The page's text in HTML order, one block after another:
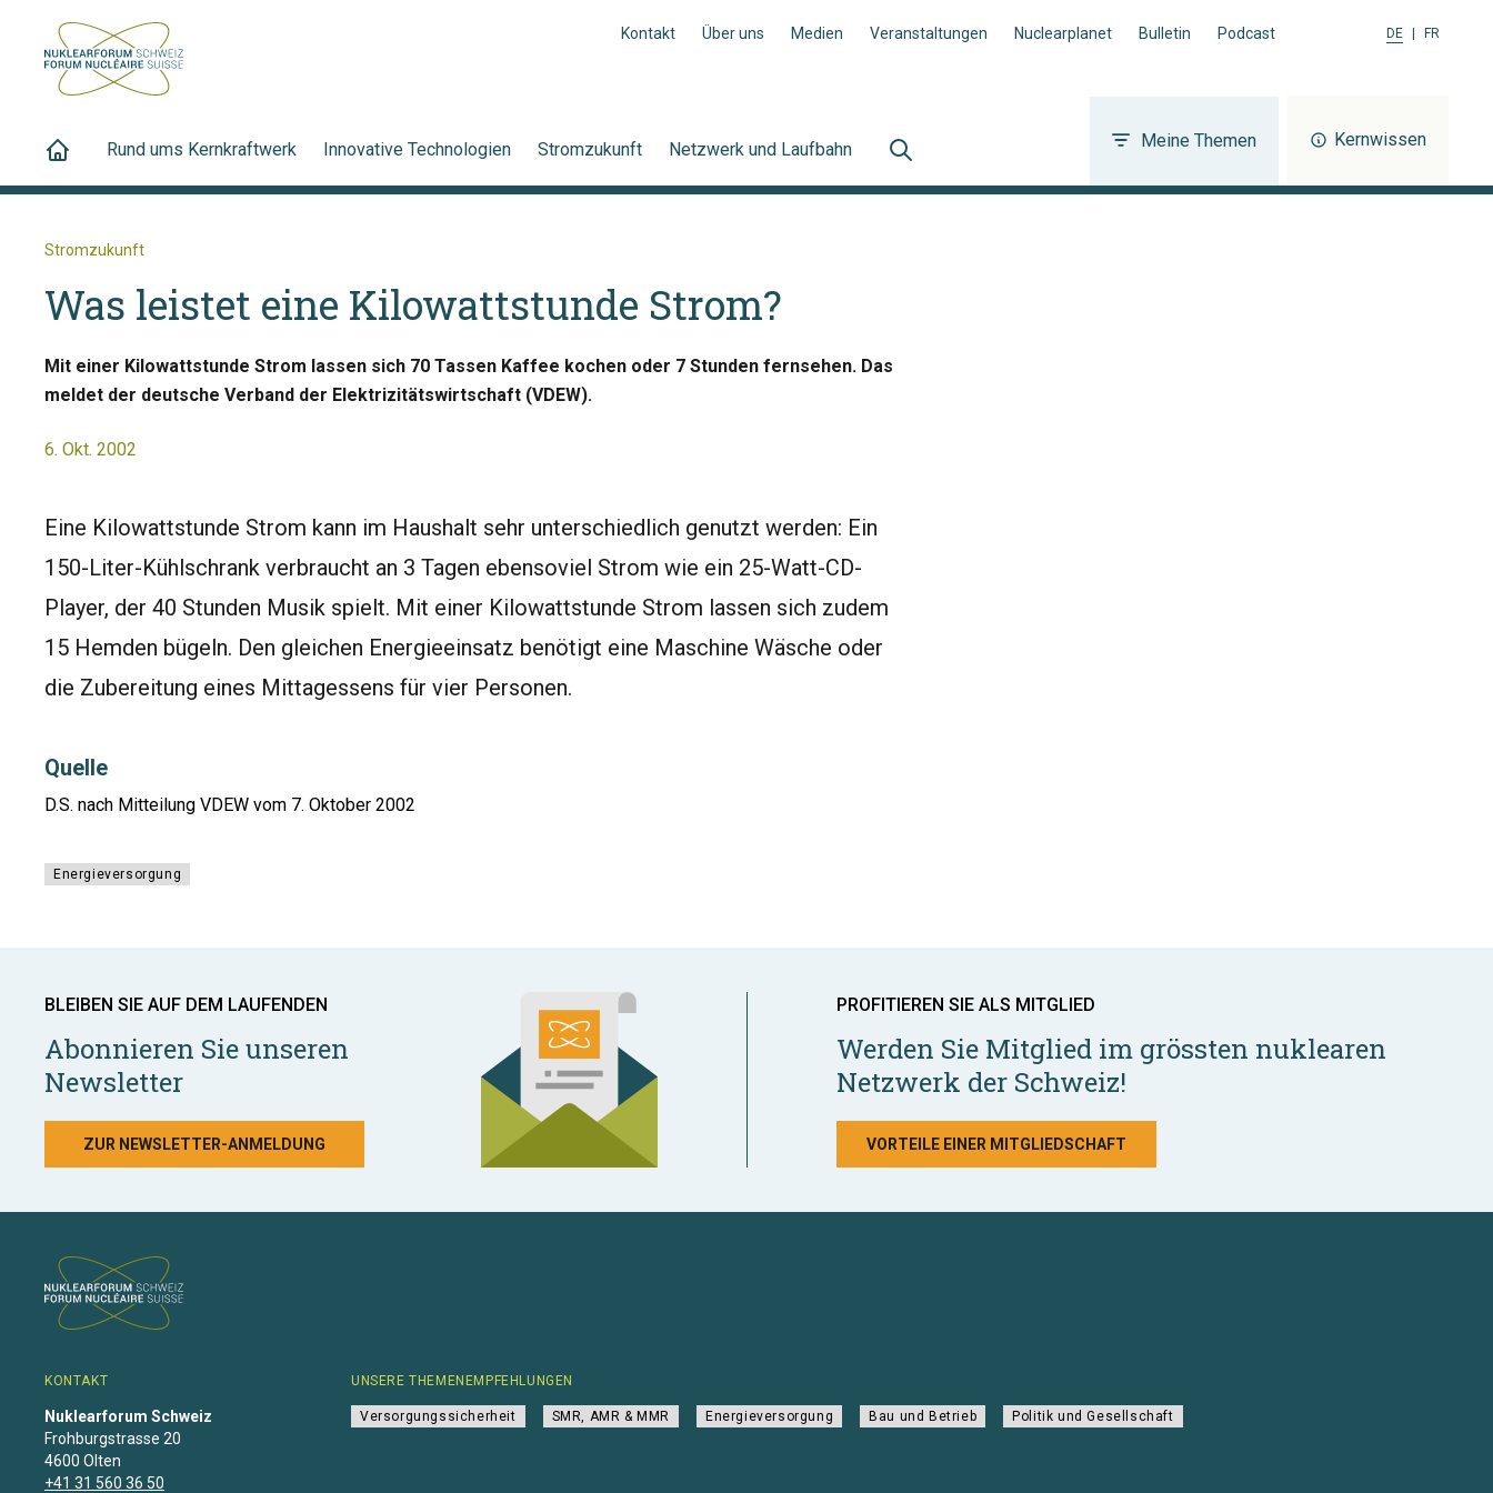
Kontakt Über uns Medien Veranstaltungen Nuclearplanet Bulletin Podcast DE FR
Rund ums Kernkraftwerk Innovative Technologien Stromzukunft Netzwerk und Laufbahn Meine Themen Kernwissen
Stromzukunft
Was leistet eine Kilowattstunde Strom?
Mit einer Kilowattstunde Strom lassen sich 70 Tassen Kaffee kochen oder 7 Stunden fernsehen. Das
meldet der deutsche Verband der Elektrizitätswirtschaft (VDEW).
6. Okt. 2002
Eine Kilowattstunde Strom kann im Haushalt sehr unterschiedlich genutzt werden: Ein
150-Liter-Kühlschrank verbraucht an 3 Tagen ebensoviel Strom wie ein 25-Watt-CD-
Player, der 40 Stunden Musik spielt. Mit einer Kilowattstunde Strom lassen sich zudem
15 Hemden bügeln. Den gleichen Energieeinsatz benötigt eine Maschine Wäsche oder
die Zubereitung eines Mittagessens für vier Personen.
Quelle
D.S. nach Mitteilung VDEW vom 7. Oktober 2002
Energieversorgung
BLEIBEN SIE AUF DEM LAUFENDEN
Abonnieren Sie unseren
Newsletter
ZUR NEWSLETTER-ANMELDUNG
PROFITIEREN SIE ALS MITGLIED
Werden Sie Mitglied im grössten nuklearen
Netzwerk der Schweiz!
VORTEILE EINER MITGLIEDSCHAFT
KONTAKT
Nuklearforum Schweiz
Frohburgstrasse 20
4600 Olten
+41 31 560 36 50
UNSERE THEMENEMPFEHLUNGEN
Versorgungssicherheit SMR, AMR & MMR Energieversorgung Bau und Betrieb Politik und Gesellschaft